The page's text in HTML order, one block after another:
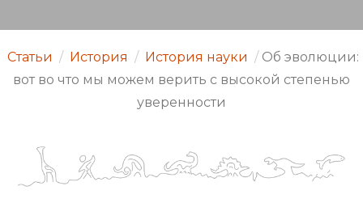
Статьи / История / История науки / Об эволюции:
вот во что мы можем верить с высокой степенью
уверенности